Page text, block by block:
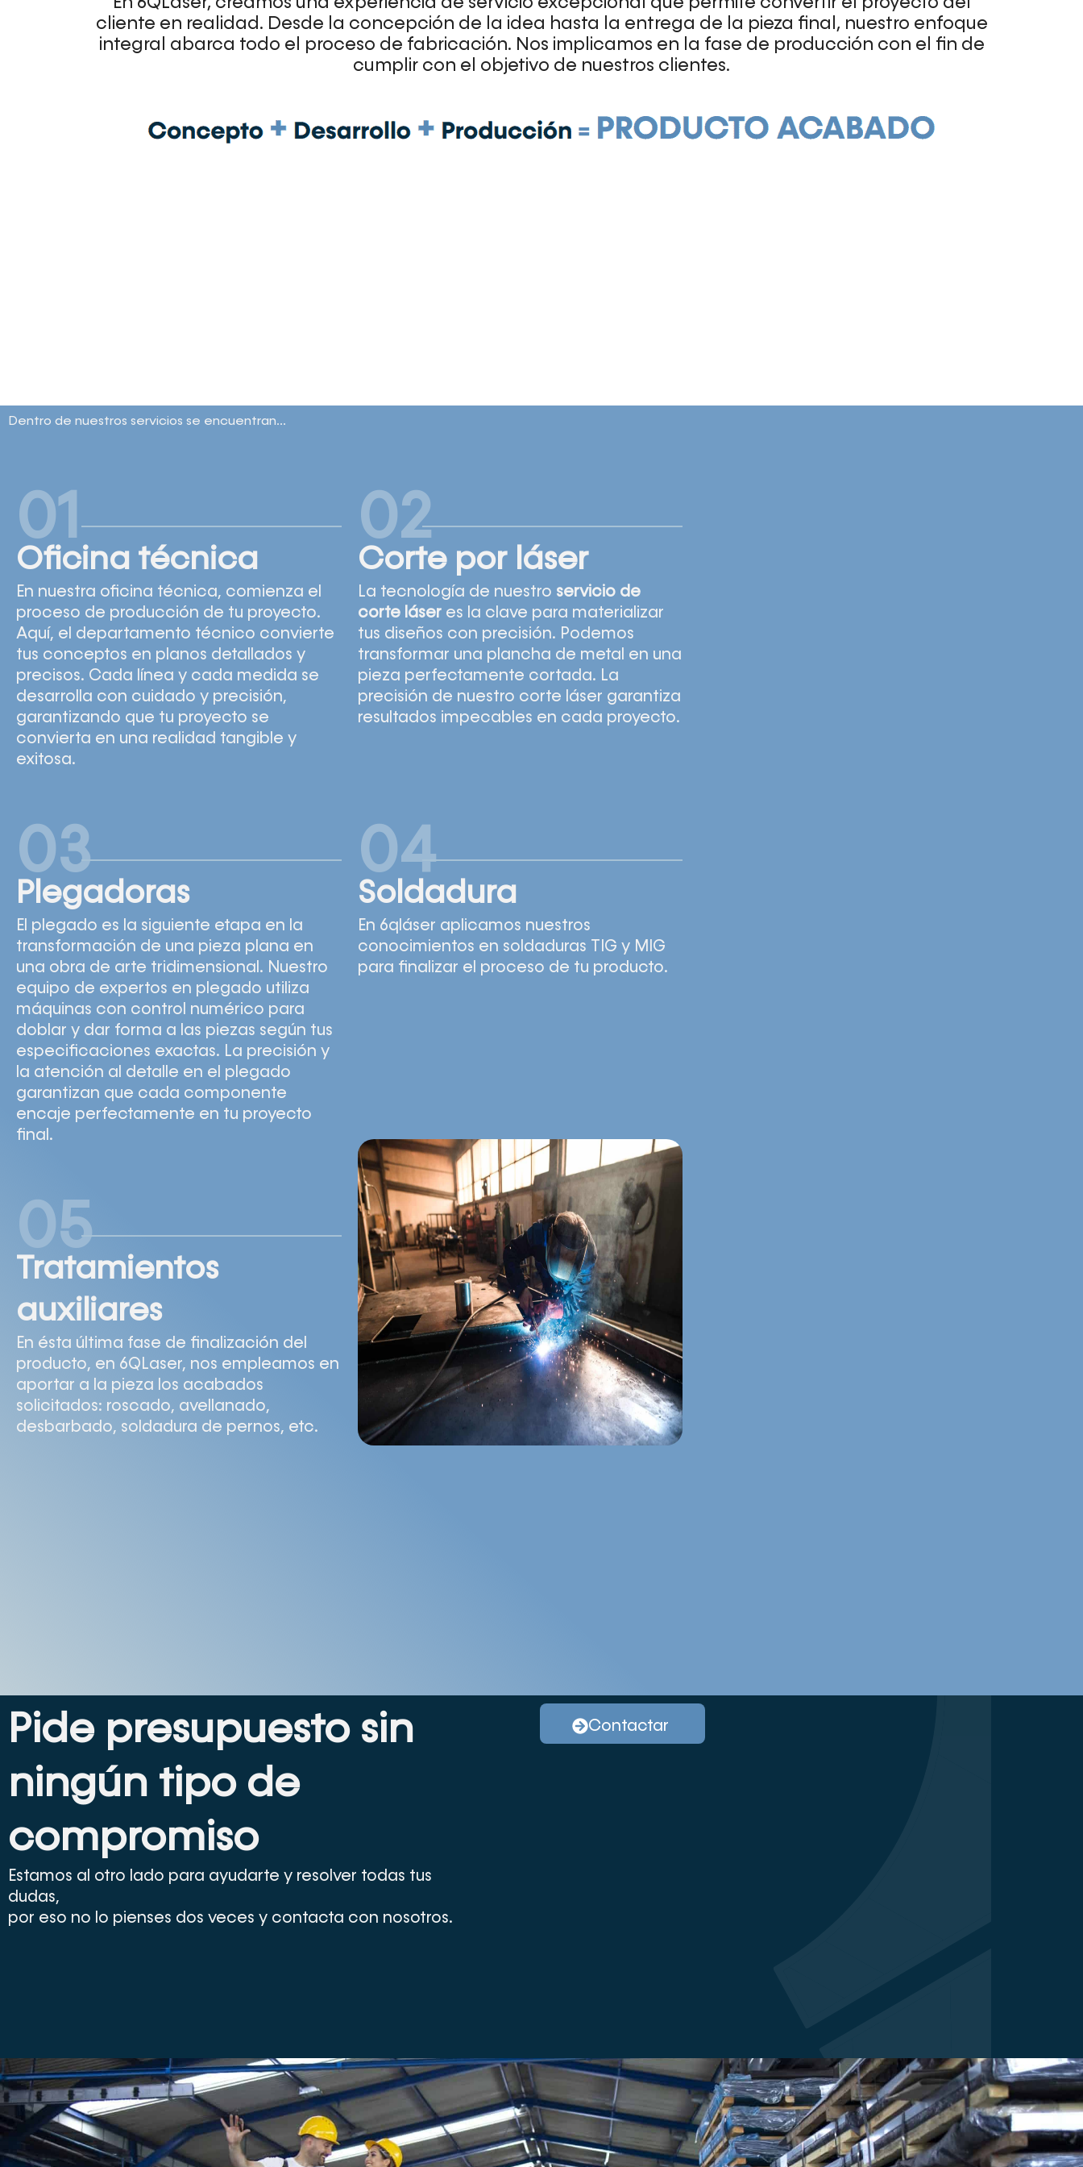
cliente en realidad. Desde la concepción de la idea hasta la entrega de la pieza final, nuestro enfoque
integral abarca todo el proceso de fabricación. Nos implicamos en la fase de producción con el fin de
cumplir con el objetivo de nuestros clientes.
Dentro de nuestros servicios se encuentran...
01
Oficina técnica
En nuestra oficina técnica, comienza el
proceso de producción de tu proyecto.
Aquí, el departamento técnico convierte
tus conceptos en planos detallados y
precisos. Cada línea y cada medida se
desarrolla con cuidado y precisión,
garantizando que tu proyecto se
convierta en una realidad tangible y
exitosa.
02
Corte por láser
La tecnología de nuestro servicio de
corte láseres la clave para materializar
tus diseños con precisión. Podemos
transformar una plancha de metal en una
pieza perfectamente cortada. La
precisión de nuestro corte láser garantiza
resultados impecables en cada proyecto.
03
Plegadoras
El plegado es la siguiente etapa en la
transformación de una pieza plana en
una obra de arte tridimensional. Nuestro
equipo de expertos en plegado utiliza
máquinas con control numérico para
doblar y dar forma a las piezas según tus
especificaciones exactas. La precisión y
la atención al detalle en el plegado
garantizan que cada componente
encaje perfectamente en tu proyecto
final.
04
Soldadura
En 6qláser aplicamos nuestros
conocimientos en soldaduras TIG y MIG
para finalizar el proceso de tu producto.
05
Tratamientos
auxiliares
En ésta última fase de finalización del
producto, en 6QLaser, nos empleamos en
aportar a la pieza los acabados
solicitados: roscado, avellanado,
desbarbado, soldadura de pernos, etc.
Pide presupuesto sin
ningún tipo de
compromiso
Estamos al otro lado para ayudarte y resolver todas tus
dudas,
por eso no lo pienses dos veces y contacta con nosotros.
Contactar